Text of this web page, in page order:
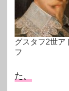
グスタフ2世ア
フ
た。